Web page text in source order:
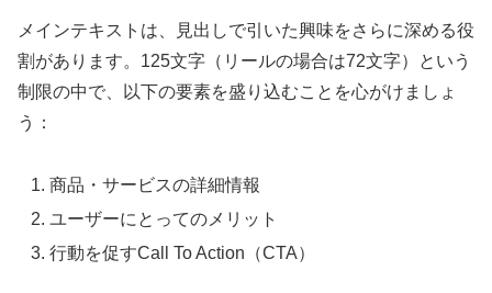
メインテキストは、見出しで引いた興味をさらに深める役
割があります。125文字（リールの場合は72文字）という
制限の中で、以下の要素を盛り込むことを心がけましょ
う：
商品・サービスの詳細情報
ユーザーにとってのメリット
行動を促すCall To Action（CTA）